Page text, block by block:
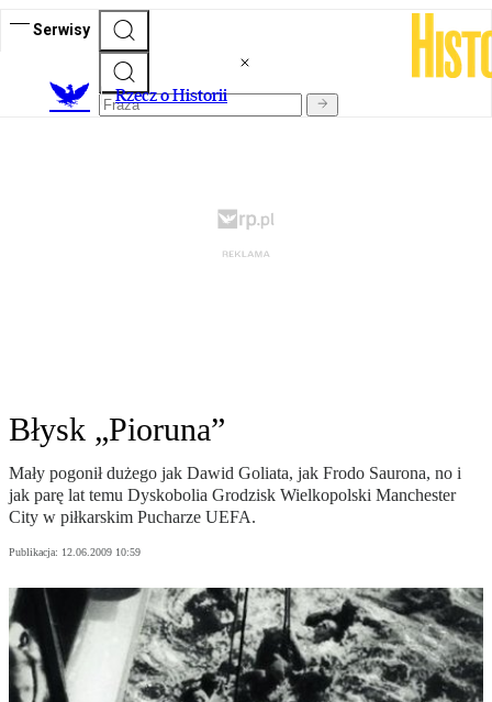
Serwisy
Rzecz o Historii
Błysk „Pioruna”
Mały pogonił dużego jak Dawid Goliata, jak Frodo Saurona, no i
jak parę lat temu Dyskobolia Grodzisk Wielkopolski Manchester
City w piłkarskim Pucharze UEFA.
Publikacja: 12.06.2009 10:59